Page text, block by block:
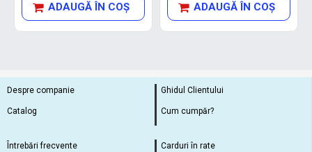
ADAUGĂ ÎN COŞ ADAUGĂ ÎN COŞ
Despre companie
Catalog
Ghidul Clientului
Cum cumpăr?
Întrebări frecvente Carduri în rate